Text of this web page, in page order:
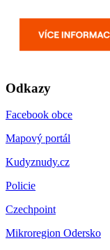
Odkazy
Facebook obce
Mapový portál
Kudyznudy.cz
Policie
Czechpoint
Mikroregion Odersko